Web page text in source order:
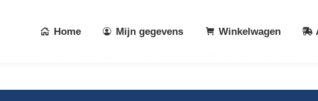
Home Mijn gegevens Winkelwagen